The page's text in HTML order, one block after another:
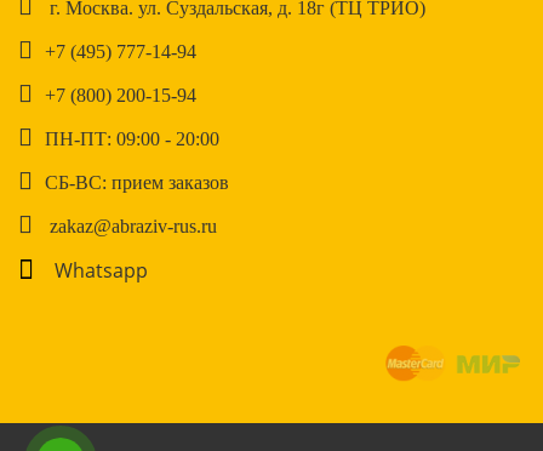
г. Москва. ул. Суздальская, д. 18г (ТЦ ТРИО)
+7 (495) 777-14-94
+7 (800) 200-15-94
ПН-ПТ: 09:00 - 20:00
СБ-ВС: прием заказов
zakaz@abraziv-rus.ru
Whatsapp